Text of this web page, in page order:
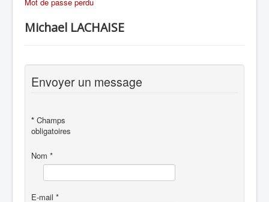
RANDONNÉE PÉDESTRE
Michael LACHAISE
Envoyer un message
* Champs
obligatoires
Nom *
E-mail *